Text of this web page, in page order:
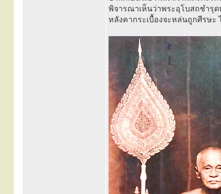
พิจารณาเห็นว่าพระอุโบสถชำรุ
หลังคากระเบื้องจะหล่นถูกศีรษ